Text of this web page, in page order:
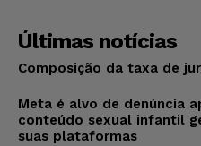
Últimas notícias
Composição da taxa de
Meta é alvo de denúncia
conteúdo sexual infantil
suas plataformas